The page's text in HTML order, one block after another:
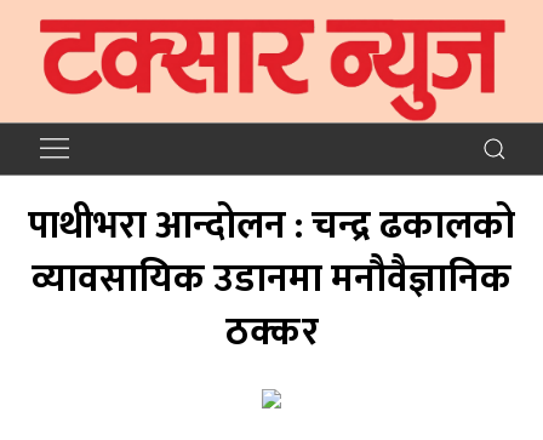
पाथीभरा आन्दोलन : चन्द्र ढकालको
व्यावसायिक उडानमा मनौवैज्ञानिक
ठक्कर